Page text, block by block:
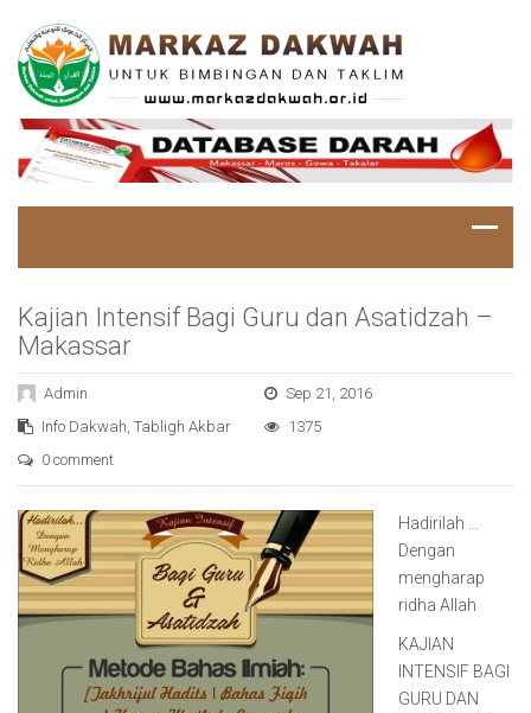
Kajian Intensif Bagi Guru dan Asatidzah –
Makassar
Admin
Sep 21, 2016
Info Dakwah Tabligh Akbar
1375
0 comment
Hadirilah …
Dengan
mengharap
ridha Allah
KAJIAN
INTENSIF BAGI
GURU DAN